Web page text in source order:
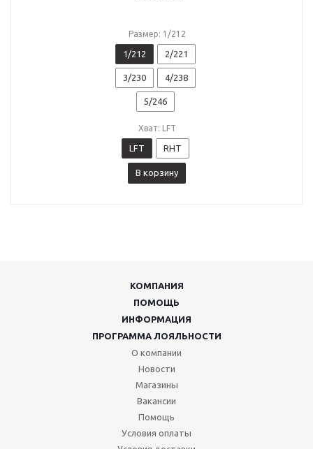
Размер: 1/212
1/212 2/221
3/230 4/238
5/246
Хват: LFT
LFT RHT
В корзину
КОМПАНИЯ
ПОМОЩЬ
ИНФОРМАЦИЯ
ПРОГРАММА ЛОЯЛЬНОСТИ
О компании
Новости
Магазины
Вакансии
Помощь
Условия оплаты